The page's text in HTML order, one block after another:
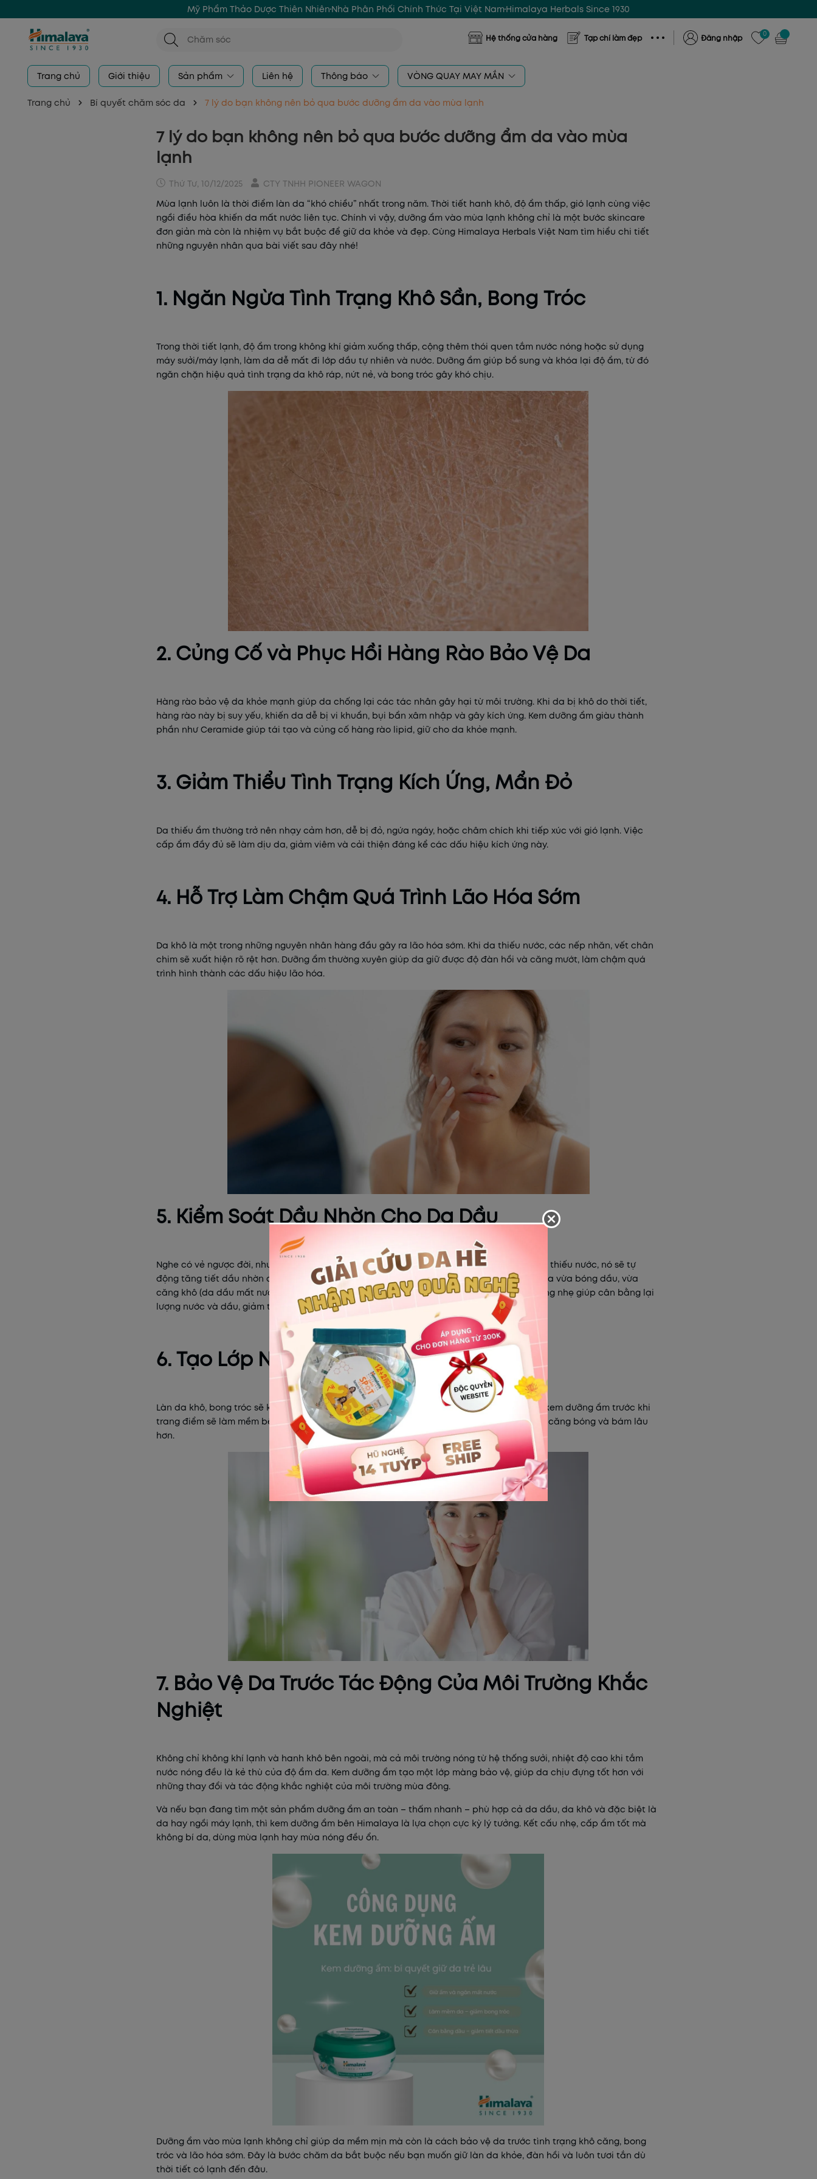
Mỹ Phẩm Thảo Dược Thiên Nhiên Nhà Phân Phối Chính Thức Tại Việt NamHimalaya Herbals Since 1930
Hệ thống cửa hàng Tạp chí làm đẹp Đăng nhập 0
Trang chủ Giới thiệu Sản phẩm Liên hệ Thông báo VÒNG QUAY MAY MẮN
Trang chủ Bí quyết chăm sóc da 7 lý do bạn không nên bỏ qua bước dưỡng ẩm da vào mùa lạnh
7 lý do bạn không nên bỏ qua bước dưỡng ẩm da vào mùa
lạnh
Thứ Tư, 10/12/2025
CTY TNHH PIONEER WAGON
Mùa lạnh luôn là thời điểm làn da “khó chiều” nhất trong năm. Thời tiết hanh khô, độ ẩm thấp, gió lạnh cùng việc
ngồi điều hòa khiến da mất nước liên tục. Chính vì vậy, dưỡng ẩm vào mùa lạnh không chỉ là một bước skincare
đơn giản mà còn là nhiệm vụ bắt buộc để giữ da khỏe và đẹp. Cùng Himalaya Herbals Việt Nam tìm hiểu chi tiết
những nguyên nhân qua bài viết sau đây nhé!
1. Ngăn Ngừa Tình Trạng Khô Sần, Bong Tróc
Trong thời tiết lạnh, độ ẩm trong không khí giảm xuống thấp, cộng thêm thói quen tắm nước nóng hoặc sử dụng
máy sưởi/máy lạnh, làm da dễ mất đi lớp dầu tự nhiên và nước. Dưỡng ẩm giúp bổ sung và khóa lại độ ẩm, từ đó
ngăn chặn hiệu quả tình trạng da khô ráp, nứt nẻ, và bong tróc gây khó chịu.
2. Củng Cố và Phục Hồi Hàng Rào Bảo Vệ Da
Hàng rào bảo vệ da khỏe mạnh giúp da chống lại các tác nhân gây hại từ môi trường. Khi da bị khô do thời tiết,
hàng rào này bị suy yếu, khiến da dễ bị vi khuẩn, bụi bẩn xâm nhập và gây kích ứng. Kem dưỡng ẩm giàu thành
phần như Ceramide giúp tái tạo và củng cố hàng rào lipid, giữ cho da khỏe mạnh.
3. Giảm Thiểu Tình Trạng Kích Ứng, Mẩn Đỏ
Da thiếu ẩm thường trở nên nhạy cảm hơn, dễ bị đỏ, ngứa ngáy, hoặc châm chích khi tiếp xúc với gió lạnh. Việc
cấp ẩm đầy đủ sẽ làm dịu da, giảm viêm và cải thiện đáng kể các dấu hiệu kích ứng này.
4. Hỗ Trợ Làm Chậm Quá Trình Lão Hóa Sớm
Da khô là một trong những nguyên nhân hàng đầu gây ra lão hóa sớm. Khi da thiếu nước, các nếp nhăn, vết chân
chim sẽ xuất hiện rõ rệt hơn. Dưỡng ẩm thường xuyên giúp da giữ được độ đàn hồi và căng mướt, làm chậm quá
trình hình thành các dấu hiệu lão hóa.
5. Kiểm Soát Dầu Nhờn Cho Da Dầu
Nghe có vẻ ngược đời, nhưng ngay cả da dầu cũng cần dưỡng ẩm trong mùa lạnh. Khi da thiếu nước, nó sẽ tự
động tăng tiết dầu nhờn để bù đắp lại lượng ẩm bị mất đi. Điều này dẫn đến tình trạng da vừa bóng dầu, vừa
căng khô (da dầu mất nước) và dễ gây bít tắc lỗ chân lông, sinh mụn. Kem dưỡng ẩm mỏng nhẹ giúp cân bằng lại
lượng nước và dầu, giảm tiết nhờn dư thừa.
6. Tạo Lớp Nền Trang Điểm Mịn Màng
Làn da khô, bong tróc sẽ khiến lớp trang điểm bị "mốc" (cakey) và không bám dính. Thoa kem dưỡng ẩm trước khi
trang điểm sẽ làm mềm bề mặt da, lấp đầy các rãnh khô, giúp lớp nền trở nên mịn màng, căng bóng và bám lâu
hơn.
7. Bảo Vệ Da Trước Tác Động Của Môi Trường Khắc
Nghiệt
Không chỉ không khí lạnh và hanh khô bên ngoài, mà cả môi trường nóng từ hệ thống sưởi, nhiệt độ cao khi tắm
nước nóng đều là kẻ thù của độ ẩm da. Kem dưỡng ẩm tạo một lớp màng bảo vệ, giúp da chịu đựng tốt hơn với
những thay đổi và tác động khắc nghiệt của môi trường mùa đông.
Và nếu bạn đang tìm một sản phẩm dưỡng ẩm an toàn – thấm nhanh – phù hợp cả da dầu, da khô và đặc biệt là
da hay ngồi máy lạnh, thì kem dưỡng ẩm bên Himalaya là lựa chọn cực kỳ lý tưởng. Kết cấu nhẹ, cấp ẩm tốt mà
không bí da, dùng mùa lạnh hay mùa nóng đều ổn.
Dưỡng ẩm vào mùa lạnh không chỉ giúp da mềm mịn mà còn là cách bảo vệ da trước tình trạng khô căng, bong
tróc và lão hóa sớm. Đây là bước chăm da bắt buộc nếu bạn muốn giữ làn da khỏe, đàn hồi và luôn tươi tắn dù
thời tiết có lạnh đến đâu.